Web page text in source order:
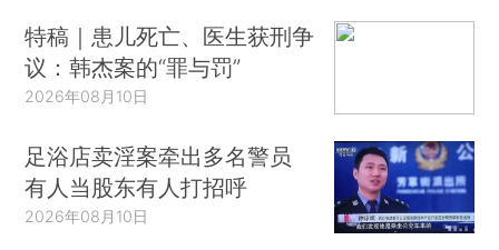
特稿｜患儿死亡、医生获刑争
议：韩杰案的“罪与罚”
2026年08月10日
足浴店卖淫案牵出多名警员
有人当股东有人打招呼
2026年08月10日